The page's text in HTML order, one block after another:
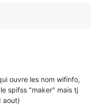
ouvre les nom wifinfo,
spifss "maker" mais tj
aout)